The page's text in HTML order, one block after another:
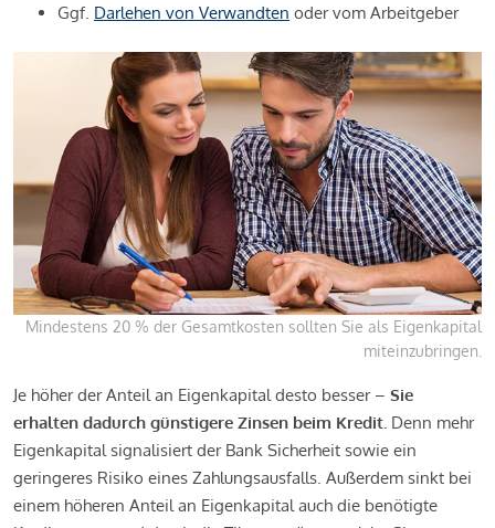
Ggf. Darlehen von Verwandten oder vom Arbeitgeber
Mindestens 20 % der Gesamtkosten sollten Sie als Eigenkapital
miteinzubringen.
Je höher der Anteil an Eigenkapital desto besser – Sie
erhalten dadurch günstigere Zinsen beim Kredit. Denn mehr
Eigenkapital signalisiert der Bank Sicherheit sowie ein
geringeres Risiko eines Zahlungsausfalls. Außerdem sinkt bei
einem höheren Anteil an Eigenkapital auch die benötigte